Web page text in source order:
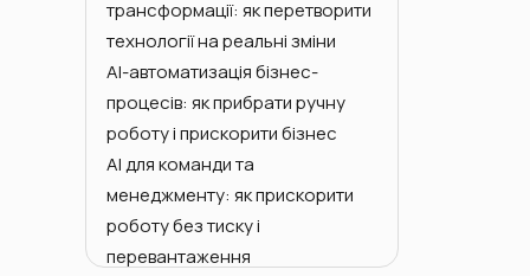
Семінари
трансформації: як перетворити
технології на реальні зміни
AI-автоматизація бізнес-
процесів: як прибрати ручну
роботу і прискорити бізнес
AI для команди та
менеджменту: як прискорити
роботу без тиску і
перевантаження